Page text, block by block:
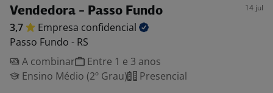
Vendedora - Passo Fundo 14 jul
3,7 Empresa confidencial
Passo Fundo - RS
A combinar
Entre 1 e 3 anos
Ensino Médio (2º Grau)
Presencial